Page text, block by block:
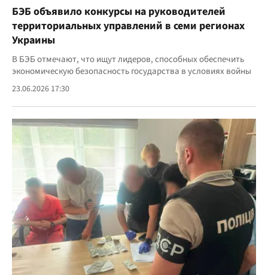
БЭБ объявило конкурсы на руководителей
территориальных управлений в семи регионах
Украины
В БЭБ отмечают, что ищут лидеров, способных обеспечить
экономическую безопасность государства в условиях войны
23.06.2026 17:30